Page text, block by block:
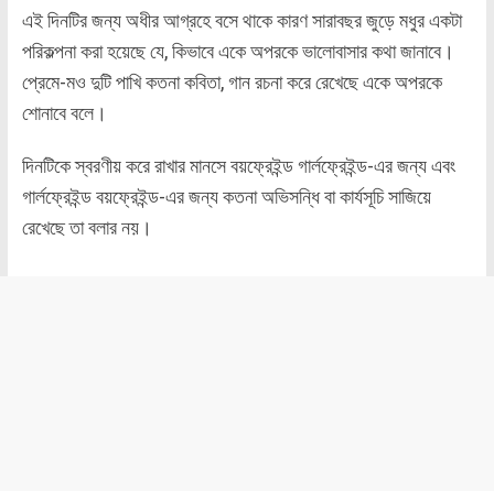
এই দিনটির জন্য অধীর আগ্রহে বসে থাকে কারণ সারাবছর জুড়ে মধুর একটা
পরিকল্পনা করা হয়েছে যে, কিভাবে একে অপরকে ভালোবাসার কথা জানাবে।
প্রেমে-মও দুটি পাখি কতনা কবিতা, গান রচনা করে রেখেছে একে অপরকে
শোনাবে বলে।
দিনটিকে স্বরণীয় করে রাখার মানসে বয়ফ্রেইন্ড গার্লফ্রেইন্ড-এর জন্য এবং
গার্লফ্রেইন্ড বয়ফ্রেইন্ড-এর জন্য কতনা অভিসন্ধি বা কার্যসূচি সাজিয়ে
রেখেছে তা বলার নয়।